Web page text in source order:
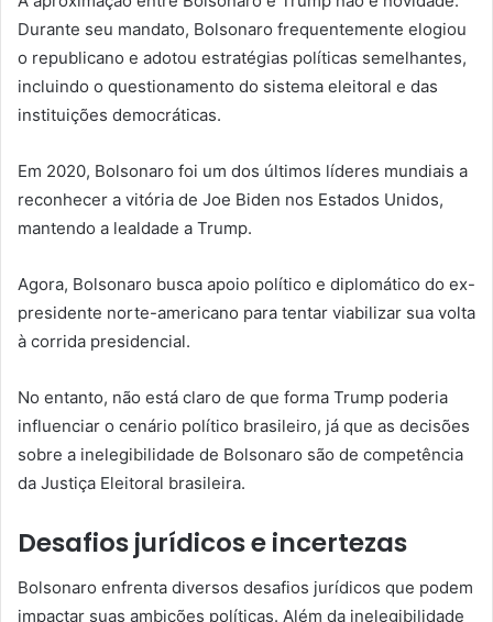
Durante seu mandato, Bolsonaro frequentemente elogiou
o republicano e adotou estratégias políticas semelhantes,
incluindo o questionamento do sistema eleitoral e das
instituições democráticas.
Em 2020, Bolsonaro foi um dos últimos líderes mundiais a
reconhecer a vitória de Joe Biden nos Estados Unidos,
mantendo a lealdade a Trump.
Agora, Bolsonaro busca apoio político e diplomático do ex-
presidente norte-americano para tentar viabilizar sua volta
à corrida presidencial.
No entanto, não está claro de que forma Trump poderia
influenciar o cenário político brasileiro, já que as decisões
sobre a inelegibilidade de Bolsonaro são de competência
da Justiça Eleitoral brasileira.
Desafios jurídicos e incertezas
Bolsonaro enfrenta diversos desafios jurídicos que podem
impactar suas ambições políticas. Além da inelegibilidade